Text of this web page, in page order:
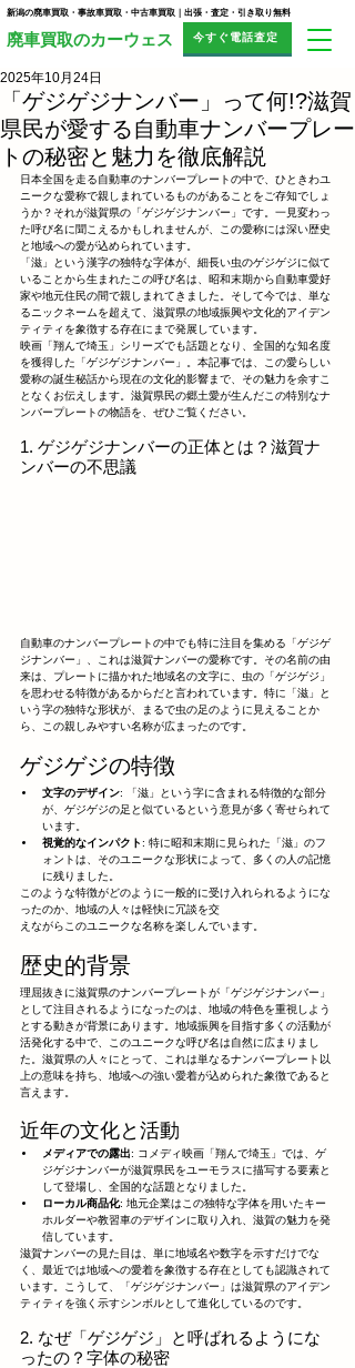
今すぐ電話査定
​廃車買取のカーウェス
新潟の廃車買取・事故車買取・中古車買取｜出張・査定・引き取り無料
「ゲジゲジナンバー」って何!?滋賀
県民が愛する自動車ナンバープレー
トの秘密と魅力を徹底解説
2025年10月24日
日本全国を走る自動車のナンバープレートの中で、ひときわユ
ニークな愛称で親しまれているものがあることをご存知でしょ
うか？それが滋賀県の「ゲジゲジナンバー」です。一見変わっ
た呼び名に聞こえるかもしれませんが、この愛称には深い歴史
と地域への愛が込められています。
「滋」という漢字の独特な字体が、細長い虫のゲジゲジに似て
いることから生まれたこの呼び名は、昭和末期から自動車愛好
家や地元住民の間で親しまれてきました。そして今では、単な
るニックネームを超えて、滋賀県の地域振興や文化的アイデン
ティティを象徴する存在にまで発展しています。
映画「翔んで埼玉」シリーズでも話題となり、全国的な知名度
を獲得した「ゲジゲジナンバー」。本記事では、この愛らしい
愛称の誕生秘話から現在の文化的影響まで、その魅力を余すこ
となくお伝えします。滋賀県民の郷土愛が生んだこの特別なナ
ンバープレートの物語を、ぜひご覧ください。
1. ゲジゲジナンバーの正体とは？滋賀ナ
ンバーの不思議
自動車のナンバープレートの中でも特に注目を集める「ゲジゲ
ジナンバー」、これは滋賀ナンバーの愛称です。その名前の由
来は、プレートに描かれた地域名の文字に、虫の「ゲジゲジ」
を思わせる特徴があるからだと言われています。特に「滋」と
いう字の独特な形状が、まるで虫の足のように見えることか
ら、この親しみやすい名称が広まったのです。
ゲジゲジの特徴
文字のデザイン: 「滋」という字に含まれる特徴的な部分
が、ゲジゲジの足と似ているという意見が多く寄せられて
います。
視覚的なインパクト: 特に昭和末期に見られた「滋」のフ
ォントは、そのユニークな形状によって、多くの人の記憶
に残りました。
このような特徴がどのように一般的に受け入れられるようにな
ったのか、地域の人々は軽快に冗談を交
えながらこのユニークな名称を楽しんでいます。
歴史的背景
理屈抜きに滋賀県のナンバープレートが「ゲジゲジナンバー」
として注目されるようになったのは、地域の特色を重視しよう
とする動きが背景にあります。地域振興を目指す多くの活動が
活発化する中で、このユニークな呼び名は自然に広まりまし
た。滋賀県の人々にとって、これは単なるナンバープレート以
上の意味を持ち、地域への強い愛着が込められた象徴であると
言えます。
近年の文化と活動
メディアでの露出: コメディ映画「翔んで埼玉」では、ゲ
ジゲジナンバーが滋賀県民をユーモラスに描写する要素と
して登場し、全国的な話題となりました。
ローカル商品化: 地元企業はこの独特な字体を用いたキー
ホルダーや教習車のデザインに取り入れ、滋賀の魅力を発
信しています。
滋賀ナンバーの見た目は、単に地域名や数字を示すだけでな
く、最近では地域への愛着を象徴する存在としても認識されて
います。こうして、「ゲジゲジナンバー」は滋賀県のアイデン
ティティを強く示すシンボルとして進化しているのです。
2. なぜ「ゲジゲジ」と呼ばれるようにな
ったの？字体の秘密